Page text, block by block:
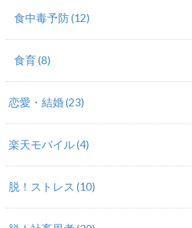
食中毒予防(12)
食育(8)
恋愛・結婚(23)
楽天モバイル(4)
脱！ストレス (10)